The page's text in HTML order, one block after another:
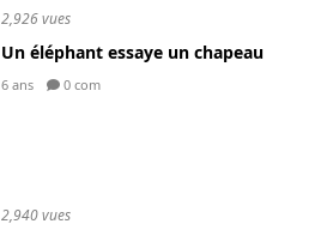
2,926 vues
Un éléphant essaye un chapeau
6 ans 0 com
2,940 vues